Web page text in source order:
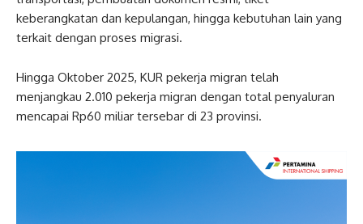
keberangkatan dan kepulangan, hingga kebutuhan lain yang
terkait dengan proses migrasi.
Hingga Oktober 2025, KUR pekerja migran telah
menjangkau 2.010 pekerja migran dengan total penyaluran
mencapai Rp60 miliar tersebar di 23 provinsi.